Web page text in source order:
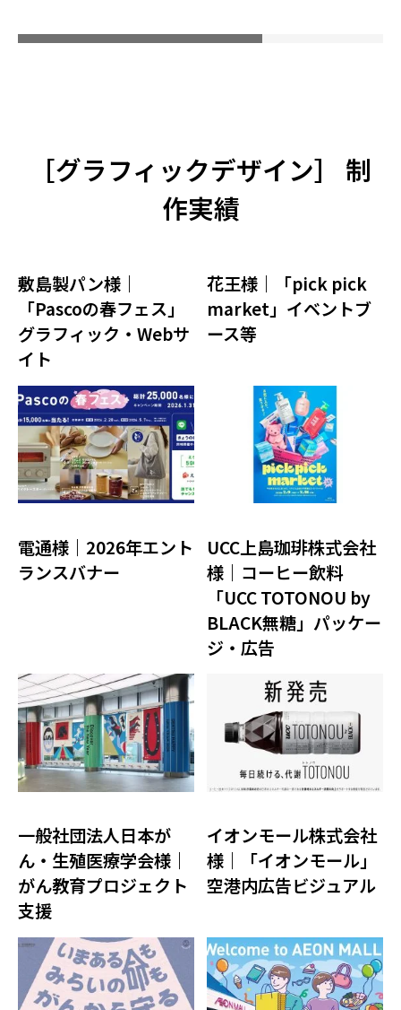
［グラフィックデザイン］ 制
作実績
敷島製パン様｜
「Pascoの春フェス」
グラフィック・Webサ
イト
花王様｜「pick pick
market」イベントブ
ース等
電通様｜2026年エント
ランスバナー
UCC上島珈琲株式会社
様｜コーヒー飲料
「UCC TOTONOU by
BLACK無糖」パッケー
ジ・広告
一般社団法人日本が
ん・生殖医療学会様｜
がん教育プロジェクト
支援
イオンモール株式会社
様｜「イオンモール」
空港内広告ビジュアル